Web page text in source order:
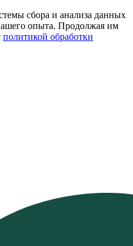
сбора и анализа данных
опыта. Продолжая им
политикой обработки